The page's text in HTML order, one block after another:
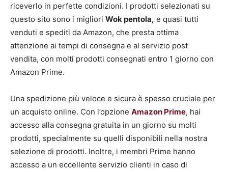
riceverlo in perfette condizioni. I prodotti selezionati su
questo sito sono i migliori Wok pentola, e quasi tutti
venduti e spediti da Amazon, che presta ottima
attenzione ai tempi di consegna e al servizio post
vendita, con molti prodotti consegnati entro 1 giorno con
Amazon Prime.
Una spedizione più veloce e sicura è spesso cruciale per
un acquisto online. Con l’opzione Amazon Prime, hai
accesso alla consegna gratuita in un giorno su molti
prodotti, specialmente su quelli disponibili nella nostra
selezione di prodotti. Inoltre, i membri Prime hanno
accesso a un eccellente servizio clienti in caso di